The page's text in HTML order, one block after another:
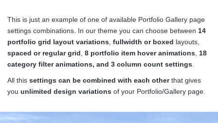
This is just an example of one of available Portfolio Gallery page
settings combinations. In our theme you can choose between 14
portfolio grid layout variations fullwidth or boxed layouts,
spaced or regular grid 8 portfolio item hover animations 18
category filter animations, and 3 column count settings
All this settings can be combined with each otherthat gives
you unlimited design variations of your Portfolio/Gallery page.